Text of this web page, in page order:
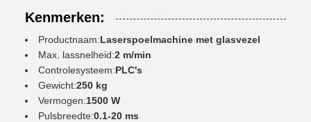
Kenmerken:
Productnaam:Laserspoelmachine met glasvezel
Max. lassnelheid:2 m/min
Controlesysteem:PLC's
Gewicht:250 kg
Vermogen:1500 W
Pulsbreedte:0.1-20 ms